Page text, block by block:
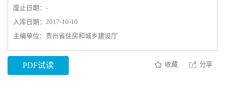
废止日期：-
入库日期：2017-10-10
主编单位：贵州省住房和城乡建设厅
PDF试读 收藏 分享